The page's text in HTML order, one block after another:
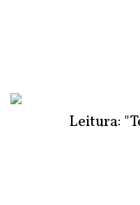
Leitura: